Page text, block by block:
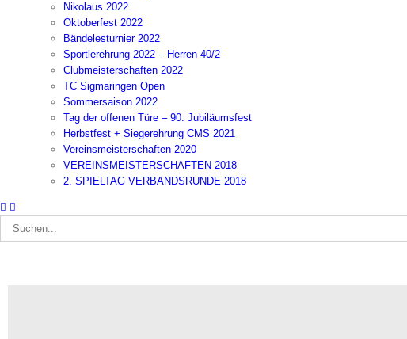
Nikolaus 2022
Oktoberfest 2022
Bändelesturnier 2022
Sportlerehrung 2022 – Herren 40/2
Clubmeisterschaften 2022
TC Sigmaringen Open
Sommersaison 2022
Tag der offenen Türe – 90. Jubiläumsfest
Herbstfest + Siegerehrung CMS 2021
Vereinsmeisterschaften 2020
VEREINSMEISTERSCHAFTEN 2018
2. SPIELTAG VERBANDSRUNDE 2018
Suche
nach: